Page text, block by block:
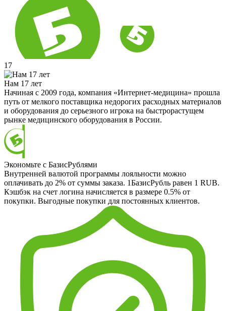
17
Нам 17 лет
Начиная с 2009 года, компания «Интернет-медицина» прошла
путь от мелкого поставщика недорогих расходных материалов
и оборудования до серьезного игрока на быстрорастущем
рынке медицинского оборудования в России.
Экономьте с БазисРублями
Внутренней валютой программы лояльности можно
оплачивать до 2% от суммы заказа. 1БазисРубль равен 1 RUB.
Кэшбэк на счет логина начисляется в размере 0.5% от
покупки. Выгодные покупки для постоянных клиентов.